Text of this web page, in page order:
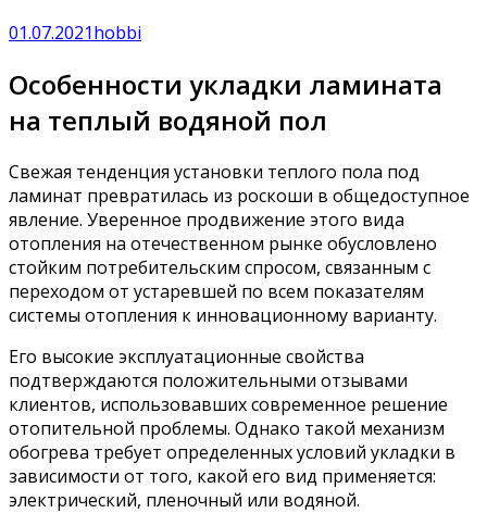
01.07.2021hobbi
Особенности укладки ламината
на теплый водяной пол
Свежая тенденция установки теплого пола под
ламинат превратилась из роскоши в общедоступное
явление. Уверенное продвижение этого вида
отопления на отечественном рынке обусловлено
стойким потребительским спросом, связанным с
переходом от устаревшей по всем показателям
системы отопления к инновационному варианту.
Его высокие эксплуатационные свойства
подтверждаются положительными отзывами
клиентов, использовавших современное решение
отопительной проблемы. Однако такой механизм
обогрева требует определенных условий укладки в
зависимости от того, какой его вид применяется:
электрический, пленочный или водяной.